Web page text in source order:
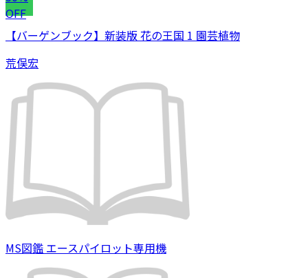
OFF
【バーゲンブック】新装版 花の王国 1 園芸植物
荒俣宏
MS図鑑 エースパイロット専用機